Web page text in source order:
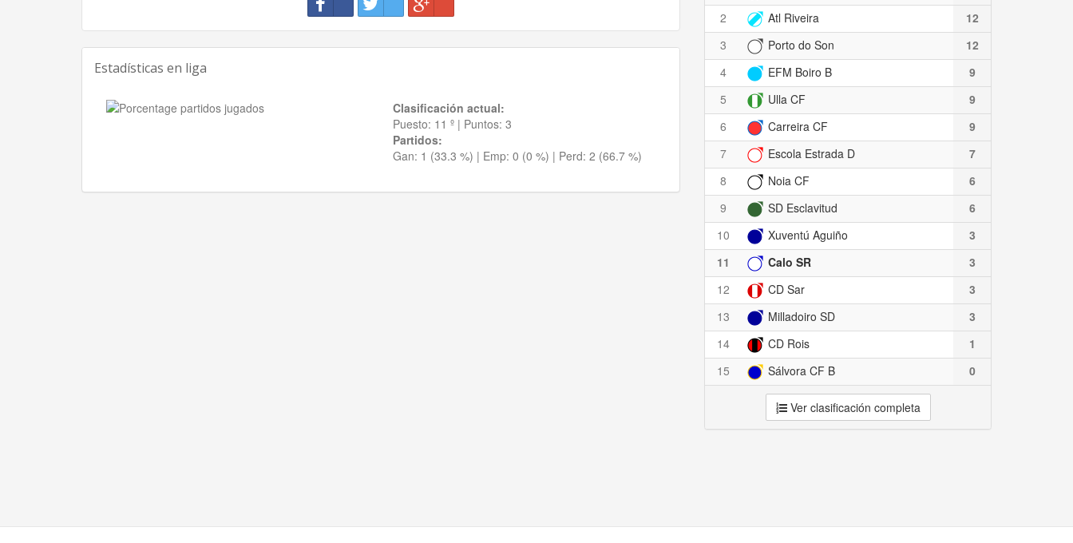
Estadísticas en liga
Clasificación actual:
Puesto: 11 º | Puntos: 3
Partidos:
Gan: 1 (33.3 %) | Emp: 0 (0 %) | Perd: 2 (66.7 %)
2
Atl Riveira
12
3
Porto do Son
12
4
EFM Boiro B
9
5
Ulla CF
9
6
Carreira CF
9
7
Escola Estrada D
7
8
Noia CF
6
9
SD Esclavitud
6
10
Xuventú Aguiño
3
11
Calo SR
3
12
CD Sar
3
13
Milladoiro SD
3
14
CD Rois
1
15
Sálvora CF B 0
Ver clasificación completa